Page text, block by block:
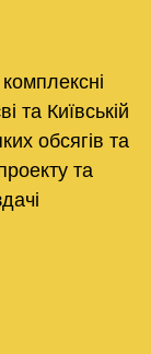
та Київській
обсягів та
та